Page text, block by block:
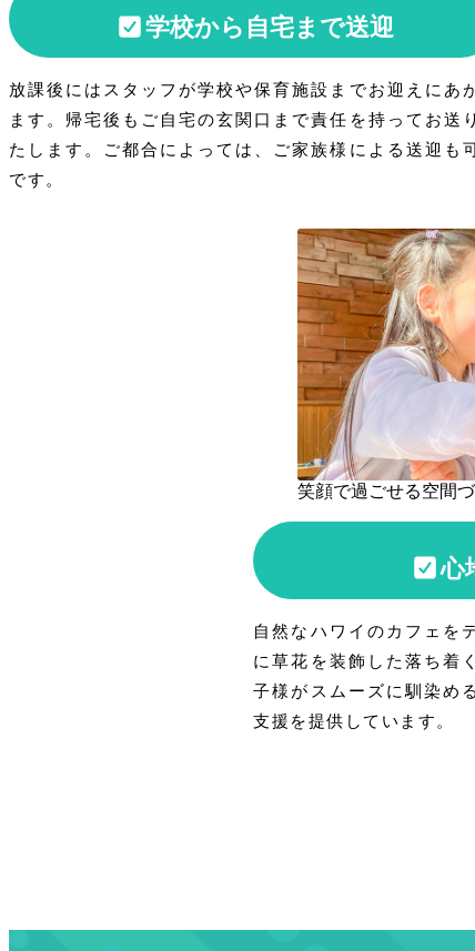
学校から自宅まで送迎
放課後にはスタッフが学校や保育施設までお迎えにあ
ます。帰宅後もご自宅の玄関口まで責任を持ってお送
たします。ご都合によっては、ご家族様による送迎も
です。
笑顔で過ごせる空間づ
心
自然なハワイのカフェを
に草花を装飾した落ち着
子様がスムーズに馴染め
支援を提供しています。